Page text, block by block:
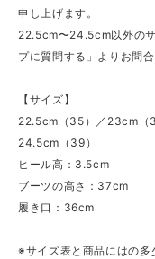
申し上げます。
22.5cm〜24.5cm以外の
プに質問する」よりお問合
【サイズ】
22.5cm（35）／23cm（
24.5cm（39）
ヒール高：3.5cm
ブーツの高さ：37cm
履き口：36cm
※サイズ表と商品にはの多